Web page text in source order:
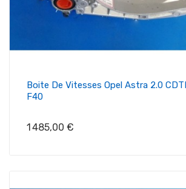
Boite De Vitesses Opel Astra 2.0
F40
Prix
1 485,00 €